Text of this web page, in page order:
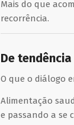
Mais do que
recorrência.
De
O que o diálogo
Alimentação
e passando a se